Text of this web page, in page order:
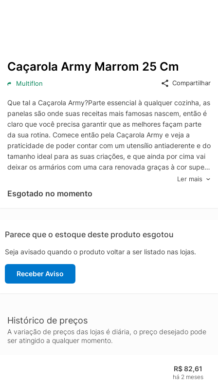
Caçarola Army Marrom 25 Cm
Multiflon Compartilhar
Que tal a Caçarola Army?Parte essencial à qualquer cozinha, as
panelas são onde suas receitas mais famosas nascem, então é
claro que você precisa garantir que as melhores façam parte
da sua rotina. Comece então pela Caçarola Army e veja a
praticidade de poder contar com um utensílio antiaderente e do
tamanho ideal para as suas criações, e que ainda por cima vai
deixar os armários com uma cara renovada graças à cor super
charmosa. Bom demais né? Agora basta tomar todos os
cuidados para que a peça dure por mais tempo e te ajude a
fazer cada vez mais sucesso na função de chef ;)
Ler mais
Esgotado no momento
Parece que o estoque deste produto esgotou
Seja avisado quando o produto voltar a ser listado nas lojas.
Receber Aviso
Histórico de preços
A variação de preços das lojas é diária, o preço desejado pode
ser atingido a qualquer momento.
R$ 82,61
há 2 meses